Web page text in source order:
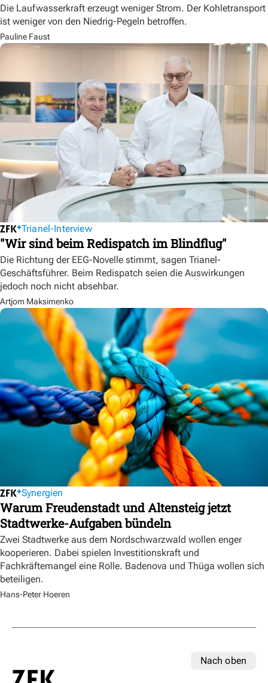
Die Laufwasserkraft erzeugt weniger Strom. Der Kohletransport
ist weniger von den Niedrig-Pegeln betroffen.
Pauline Faust
Trianel-Interview
"Wir sind beim Redispatch im Blindflug"
Die Richtung der EEG-Novelle stimmt, sagen Trianel-
Geschäftsführer. Beim Redispatch seien die Auswirkungen
jedoch noch nicht absehbar.
Artjom Maksimenko
Synergien
Warum Freudenstadt und Altensteig jetzt
Stadtwerke-Aufgaben bündeln
Zwei Stadtwerke aus dem Nordschwarzwald wollen enger
kooperieren. Dabei spielen Investitionskraft und
Fachkräftemangel eine Rolle. Badenova und Thüga wollen sich
beteiligen.
Hans-Peter Hoeren
Nach oben